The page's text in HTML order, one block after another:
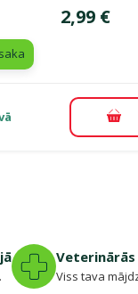
Cena
2,99 €
Viss tava